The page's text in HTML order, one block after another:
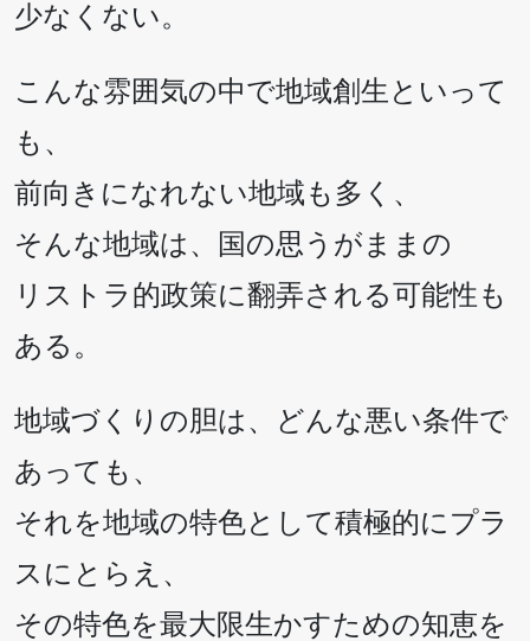
少なくない。
こんな雰囲気の中で地域創生といって
も、
前向きになれない地域も多く、
そんな地域は、国の思うがままの
リストラ的政策に翻弄される可能性も
ある。
地域づくりの胆は、どんな悪い条件で
あっても、
それを地域の特色として積極的にプラ
スにとらえ、
その特色を最大限生かすための知恵を